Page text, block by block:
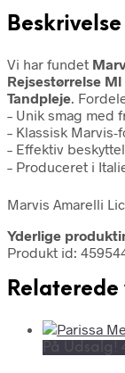
Beskrivelse
Vi har fundet
Rejsestørrelse Ml
Tandpleje.
– Unik smag med
– Klassisk
– Effektiv
– Produceret i Italien
Marvis Amarelli
Yderlige
Produkt id:
Relaterede
På Udsalg!